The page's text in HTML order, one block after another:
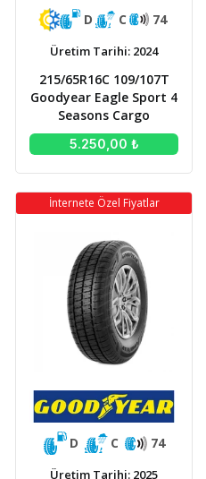
D C 74
Üretim Tarihi: 2024
215/65R16C 109/107T
Goodyear Eagle Sport 4
Seasons Cargo
5.250,00 ₺
İnternete Özel Fiyatlar
D C 74
Üretim Tarihi: 2025